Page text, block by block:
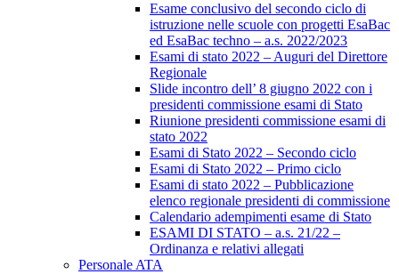
Esame conclusivo del secondo ciclo di
istruzione nelle scuole con progetti EsaBac
ed EsaBac techno – a.s. 2022/2023
Esami di stato 2022 – Auguri del Direttore
Regionale
Slide incontro dell’ 8 giugno 2022 con i
presidenti commissione esami di Stato
Riunione presidenti commissione esami di
stato 2022
Esami di Stato 2022 – Secondo ciclo
Esami di Stato 2022 – Primo ciclo
Esami di stato 2022 – Pubblicazione
elenco regionale presidenti di commissione
Calendario adempimenti esame di Stato
ESAMI DI STATO – a.s. 21/22 –
Ordinanza e relativi allegati
Personale ATA